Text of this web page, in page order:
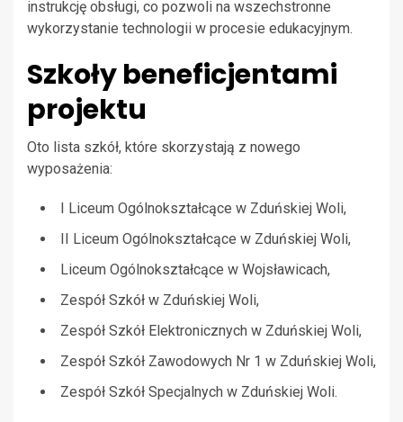
instrukcję obsługi, co pozwoli na wszechstronne
wykorzystanie technologii w procesie edukacyjnym.
Szkoły beneficjentami
projektu
Oto lista szkół, które skorzystają z nowego
wyposażenia:
I Liceum Ogólnokształcące w Zduńskiej Woli,
II Liceum Ogólnokształcące w Zduńskiej Woli,
Liceum Ogólnokształcące w Wojsławicach,
Zespół Szkół w Zduńskiej Woli,
Zespół Szkół Elektronicznych w Zduńskiej Woli,
Zespół Szkół Zawodowych Nr 1 w Zduńskiej Woli,
Zespół Szkół Specjalnych w Zduńskiej Woli.